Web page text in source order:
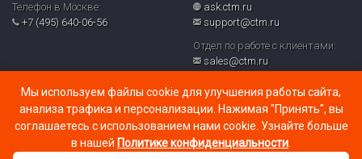
Телефон в Москве:
+7 (495) 640-06-56
ask.ctm.ru
support@ctm.ru
Отдел по работе с клиентами:
sales@ctm.ru
© ООО «СТМ» 2026
Политика обработки персональных данных и реализуемых
требований к их защите в ООО «СТМ» (PDF)
Мы используем файлы cookie для улучшения работы сайта,
анализа трафика и персонализации. Нажимая "Принять", вы
соглашаетесь с использованием нами cookie. Узнайте больше
в нашей Политике конфиденциальности